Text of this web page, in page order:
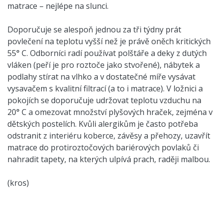
matrace – nejlépe na slunci.
Doporučuje se alespoň jednou za tři týdny prát
povlečení na teplotu vyšší než je právě oněch kritických
55° C. Odborníci radí používat polštáře a deky z dutých
vláken (peří je pro roztoče jako stvořené), nábytek a
podlahy stírat na vlhko a v dostatečné míře vysávat
vysavačem s kvalitní filtrací (a to i matrace). V ložnici a
pokojích se doporučuje udržovat teplotu vzduchu na
20° C a omezovat množství plyšových hraček, zejména v
dětských postelích. Kvůli alergikům je často potřeba
odstranit z interiéru koberce, závěsy a přehozy, uzavřít
matrace do protiroztočových bariérových povlaků či
nahradit tapety, na kterých ulpívá prach, raději malbou.
(kros)